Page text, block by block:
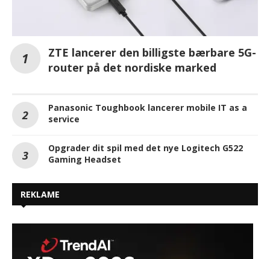
ZTE lancerer den billigste bærbare 5G-
router på det nordiske marked
Panasonic Toughbook lancerer mobile IT as a
service
Opgrader dit spil med det nye Logitech G522
Gaming Headset
REKLAME